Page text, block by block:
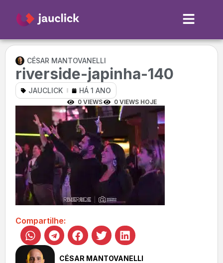
CÉSAR MANTOVANELLI
riverside-japinha-140
JAUCLICK HÁ 1 ANO
0 VIEWS 0 VIEWS HOJE
Compartilhe:
CÉSAR MANTOVANELLI